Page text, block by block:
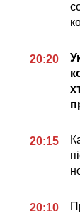
20:20
20:15
20:10